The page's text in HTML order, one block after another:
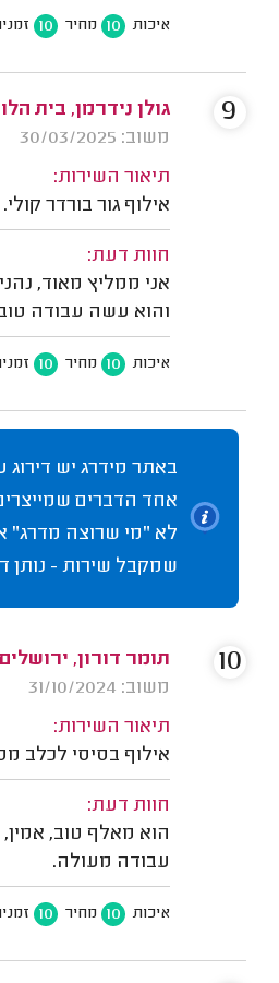
איכות 10 מחיר 10
גולן נידרמן, בית
משוב: 30/03/2025
תיאור השירות:
אילוף גור בורדר קולי.
חוות דעת:
אני ממליץ מאוד,
והוא עשה עבודה
איכות 10 מחיר 10
9
באתר מידרג יש דירוג
אחד הדברים
לא "מי שרוצה מדרג"
שמקבל שירות - נותן
תומר דורון,
משוב: 31/10/2024
תיאור השירות:
אילוף בסיסי לכלב
חוות דעת:
הוא מאלף טוב,
עבודה מעולה.
איכות 10 מחיר 10
10